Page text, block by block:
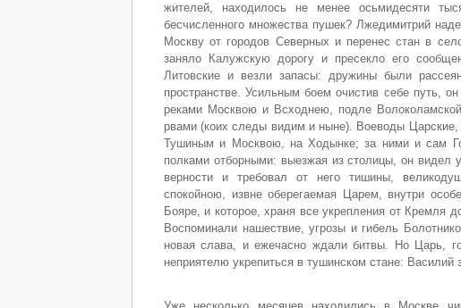
жителей, находилось не менее осьмидесяти
бесчисленного множества пушек? Лжедимитрий
Москву от городов Северных и перенес стан в
заняло Калужскую дорогу и пресекло его
Литовские и везли запасы: дружины были
пространстве. Усильным боем очистив себе путь,
реками Москвою и Всходнею, подле
рвами (коих следы видим и ныне). Воеводы
Тушиным и Москвою, на Ходынке; за ними и сам
полками отборными: выезжая из столицы, он видел
верности и требовал от него тишины,
спокойною, извне оберегаемая Царем, внутри
Бояре, и которое, храня все укрепления от Кремля
Воспоминали нашествие, угрозы и гибель
новая слава, и ежечасно ждали битвы. Но Царь,
неприятелю укрепиться в тушинском стане: Василий